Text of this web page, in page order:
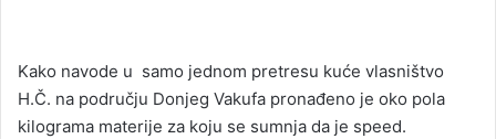
Kako navode u samo jednom pretresu kuće vlasništvo
H.Č. na području Donjeg Vakufa pronađeno je oko pola
kilograma materije za koju se sumnja da je speed.